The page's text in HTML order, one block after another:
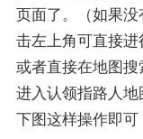
页面了。（如果
击左上角可直接进
或者直接在地图搜
进入认领指路人
下图这样操作即可